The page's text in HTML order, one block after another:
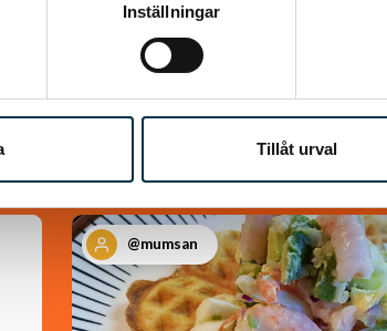
Inställningar
Tillåt urval
@mumsan